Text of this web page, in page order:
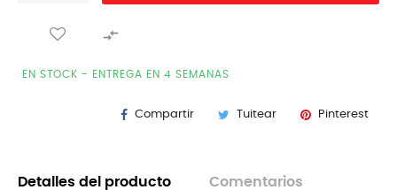

EN STOCK - ENTREGA EN 4 SEMANAS
Compartir Tuitear Pinterest
Detalles del producto Comentarios